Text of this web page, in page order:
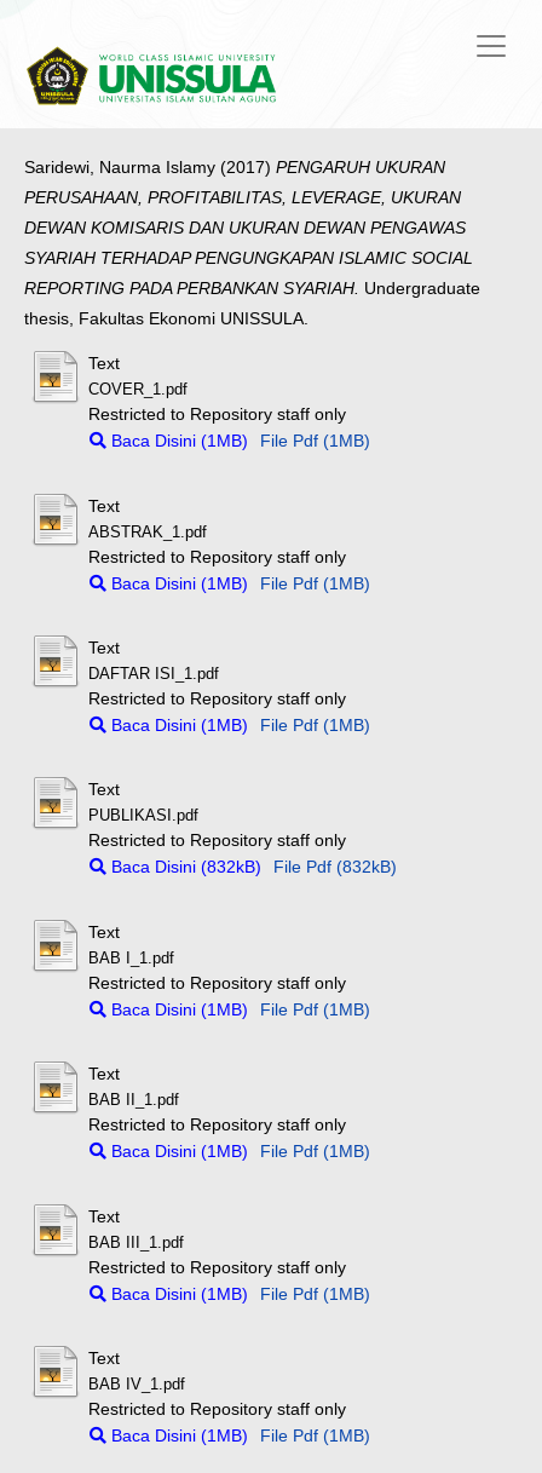
Saridewi, Naurma Islamy (2017) PENGARUH UKURAN
PERUSAHAAN, PROFITABILITAS, LEVERAGE, UKURAN
DEWAN KOMISARIS DAN UKURAN DEWAN PENGAWAS
SYARIAH TERHADAP PENGUNGKAPAN ISLAMIC SOCIAL
REPORTING PADA PERBANKAN SYARIAH. Undergraduate
thesis, Fakultas Ekonomi UNISSULA.
Text
COVER_1.pdf
Restricted to Repository staff only
Baca Disini (1MB)
File Pdf (1MB)
Text
ABSTRAK_1.pdf
Restricted to Repository staff only
Baca Disini (1MB)
File Pdf (1MB)
Text
DAFTAR ISI_1.pdf
Restricted to Repository staff only
Baca Disini (1MB)
File Pdf (1MB)
Text
PUBLIKASI.pdf
Restricted to Repository staff only
Baca Disini (832kB)
File Pdf (832kB)
Text
BAB I_1.pdf
Restricted to Repository staff only
Baca Disini (1MB)
File Pdf (1MB)
Text
BAB II_1.pdf
Restricted to Repository staff only
Baca Disini (1MB)
File Pdf (1MB)
Text
BAB III_1.pdf
Restricted to Repository staff only
Baca Disini (1MB)
File Pdf (1MB)
Text
BAB IV_1.pdf
Restricted to Repository staff only
Baca Disini (1MB)
File Pdf (1MB)